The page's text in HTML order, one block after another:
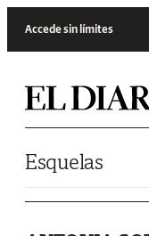
Accede sin límites
Esquelas